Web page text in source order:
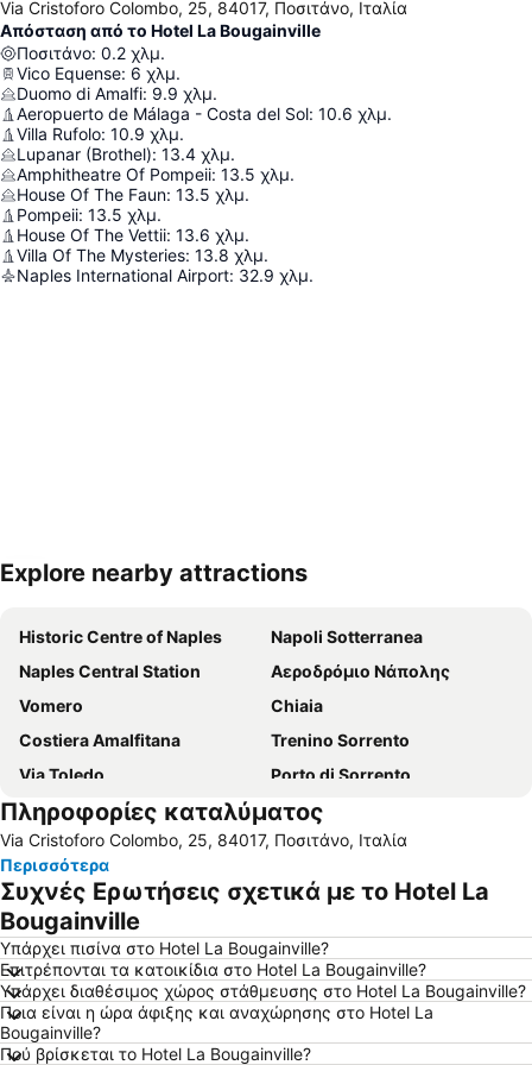
Via Cristoforo Colombo, 25, 84017, Ποσιτάνο, Ιταλία
Απόσταση από το Hotel La Bougainville
Ποσιτάνο: 0.2 χλμ.
Vico Equense: 6 χλμ.
Duomo di Amalfi: 9.9 χλμ.
Aeropuerto de Málaga - Costa del Sol: 10.6 χλμ.
Villa Rufolo: 10.9 χλμ.
Lupanar (Brothel): 13.4 χλμ.
Amphitheatre Of Pompeii: 13.5 χλμ.
House Of The Faun: 13.5 χλμ.
Pompeii: 13.5 χλμ.
House Of The Vettii: 13.6 χλμ.
Villa Of The Mysteries: 13.8 χλμ.
Naples International Airport: 32.9 χλμ.
Ανάπτυξη χάρτη
Explore nearby attractions
Historic Centre of Naples
Napoli Sotterranea
Naples Central Station
Αεροδρόμιο Νάπολης
Vomero
Chiaia
Costiera Amalfitana
Trenino Sorrento
Via Toledo
Porto di Sorrento
Porto di Amalfi
Piazza del Plebiscito
Via Chiaia
Λιμάνι της Νάπολη
Spaccanapoli
Galleria Umberto I
Posillipo
San Carlo Opera House
Εθνικό Αρχαιολογικό Μουσείο
San Paolo Stadium
Piazza Tasso
Οι Ανασκαφές της Πομπηίας Quartieri Spagnoli
Zona Industriale
Arenella
Πληροφορίες καταλύματος
Via Cristoforo Colombo, 25, 84017, Ποσιτάνο, Ιταλία
Περισσότερα
Συχνές Ερωτήσεις σχετικά με το Hotel La
Bougainville
Υπάρχει πισίνα στο Hotel La Bougainville?
Επιτρέπονται τα κατοικίδια στο Hotel La Bougainville?
Υπάρχει διαθέσιμος χώρος στάθμευσης στο Hotel La Bougainville?
Ποια είναι η ώρα άφιξης και αναχώρησης στο Hotel La
Bougainville?
Πού βρίσκεται το Hotel La Bougainville?